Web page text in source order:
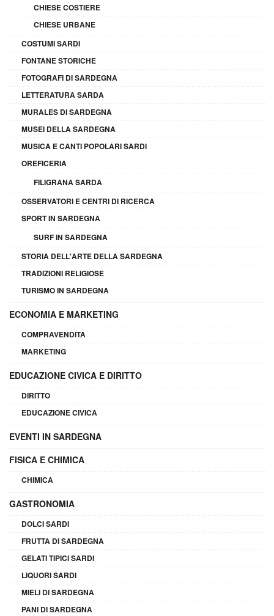
CHIESE COSTIERE
CHIESE URBANE
COSTUMI SARDI
FONTANE STORICHE
FOTOGRAFI DI SARDEGNA
LETTERATURA SARDA
MURALES DI SARDEGNA
MUSEI DELLA SARDEGNA
MUSICA E CANTI POPOLARI SARDI
OREFICERIA
FILIGRANA SARDA
OSSERVATORI E CENTRI DI RICERCA
SPORT IN SARDEGNA
SURF IN SARDEGNA
STORIA DELL'ARTE DELLA SARDEGNA
TRADIZIONI RELIGIOSE
TURISMO IN SARDEGNA
ECONOMIA E MARKETING
COMPRAVENDITA
MARKETING
EDUCAZIONE CIVICA E DIRITTO
DIRITTO
EDUCAZIONE CIVICA
EVENTI IN SARDEGNA
FISICA E CHIMICA
CHIMICA
GASTRONOMIA
DOLCI SARDI
FRUTTA DI SARDEGNA
GELATI TIPICI SARDI
LIQUORI SARDI
MIELI DI SARDEGNA
PANI DI SARDEGNA